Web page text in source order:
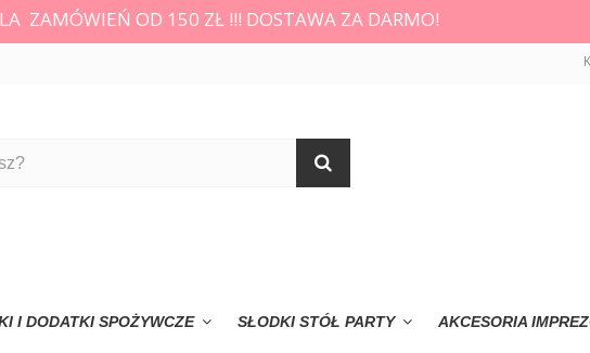
ZAMÓWIEŃ OD 150 ZŁ !!! DOSTAWA ZA DARMO!
I DODATKI SPOŻYWCZE SŁODKI STÓŁ PARTY AKCESORIA